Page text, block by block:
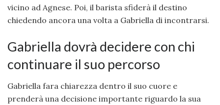
vicino ad Agnese. Poi, il barista sfiderà il destino
chiedendo ancora una volta a Gabriella di incontrarsi.
Gabriella dovrà decidere con chi
continuare il suo percorso
Gabriella fara chiarezza dentro il suo cuore e
prenderà una decisione importante riguardo la sua